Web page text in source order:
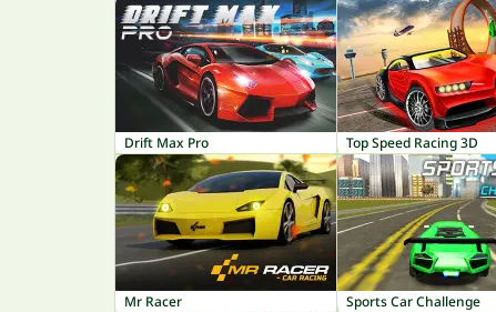
Drift Max Pro Top Speed Racing 3D
Mr Racer Sports Car Challenge